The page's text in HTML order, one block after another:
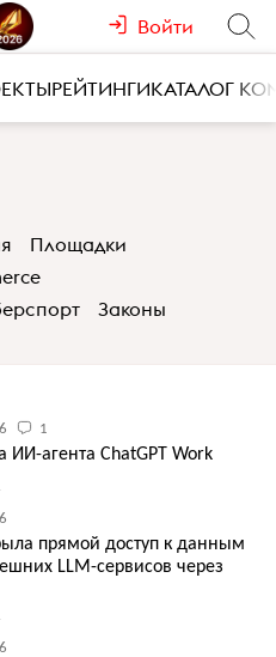
Войти
РЕЙТИНГИКАТАЛОГ
Площадки
Законы
1
ИИ-агента ChatGPT Work
прямой доступ к данным
LLM-сервисов через